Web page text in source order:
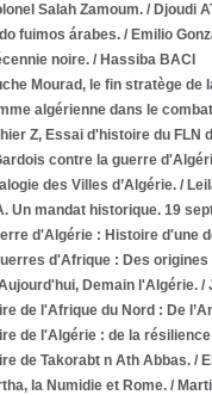
Salah Zamoum. / Djoudi
fuimos árabes. / Emilio
noire. / Hassiba BACI
Mourad, le fin stratège de
algérienne dans le
Z, Essai d'histoire du FLN
contre la guerre
des Villes d’Algérie. /
Un mandat historique. 19
d'Algérie : Histoire d'une
d'Afrique : Des origines
Demain l'Algérie. /
de l'Afrique du Nord : De
de l'Algérie : de la
de Takorabt n Ath Abbas. /
la Numidie et Rome. /